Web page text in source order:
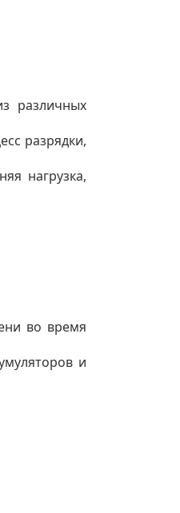
различных
разрядки,
нагрузка,
во время
и